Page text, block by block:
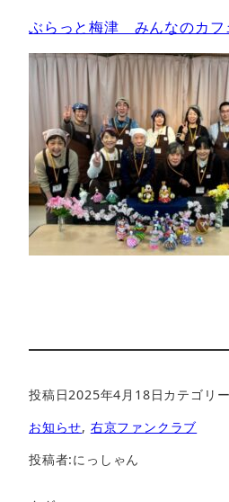
ぶらっと梅津 みんなのカフ
投稿日2025年4月18日カテゴリ
お知らせ, 右京ファンクラブ
投稿者:にっしゃん